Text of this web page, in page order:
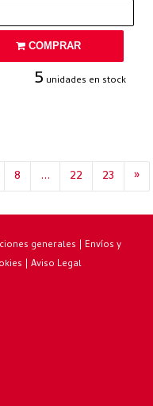
COMPRAR
5 unidades en stock
8 ... 22 23 »
generales | Envíos y
| Aviso Legal